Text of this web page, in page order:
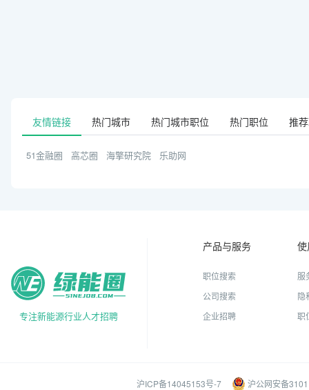
友情链接 热门城市 热门城市职位 热门职位 推
51金融圈 高芯圈 海擎研究院 乐助网
专注新能源行业人才招聘
产品与服务
职位搜索
公司搜索
企业招聘
服
隐
职
沪ICP备14045153号-7 沪公网安备